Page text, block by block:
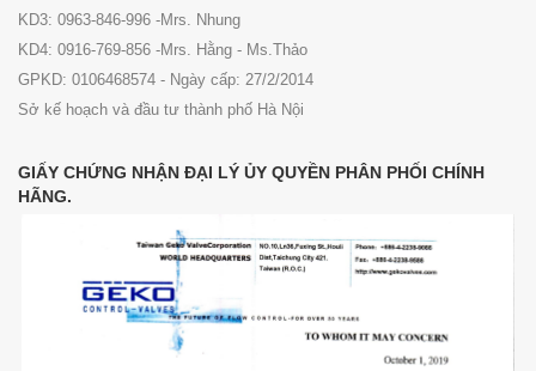
KD3: 0963-846-996 -Mrs. Nhung
KD4: 0916-769-856 -Mrs. Hằng - Ms.Thảo
GPKD: 0106468574 - Ngày cấp: 27/2/2014
Sở kế hoạch và đầu tư thành phố Hà Nội
GIẤY CHỨNG NHẬN ĐẠI LÝ ỦY QUYỀN PHÂN PHỐI CHÍNH
HÃNG.